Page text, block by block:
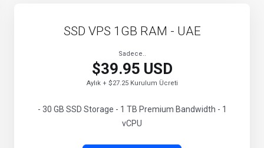
SSD VPS 1GB RAM - UAE
Sadece..
$39.95 USD
Aylık + $27.25 Kurulum Ücreti
- 30 GB SSD Storage - 1 TB Premium Bandwidth - 1
vCPU